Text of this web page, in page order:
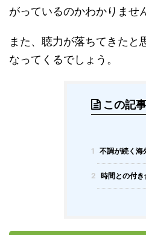
がっているのかわかりませ
また、聴力が落ちてきたと
なってくるでしょう。
この記
1 不調が続く海
2 時間との付き